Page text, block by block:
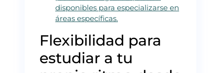
disponibles para especializarse en
áreas específicas.
Flexibilidad para
estudiar a tu